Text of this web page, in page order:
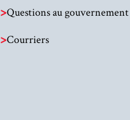
>Questions au gouvernement
>Courriers